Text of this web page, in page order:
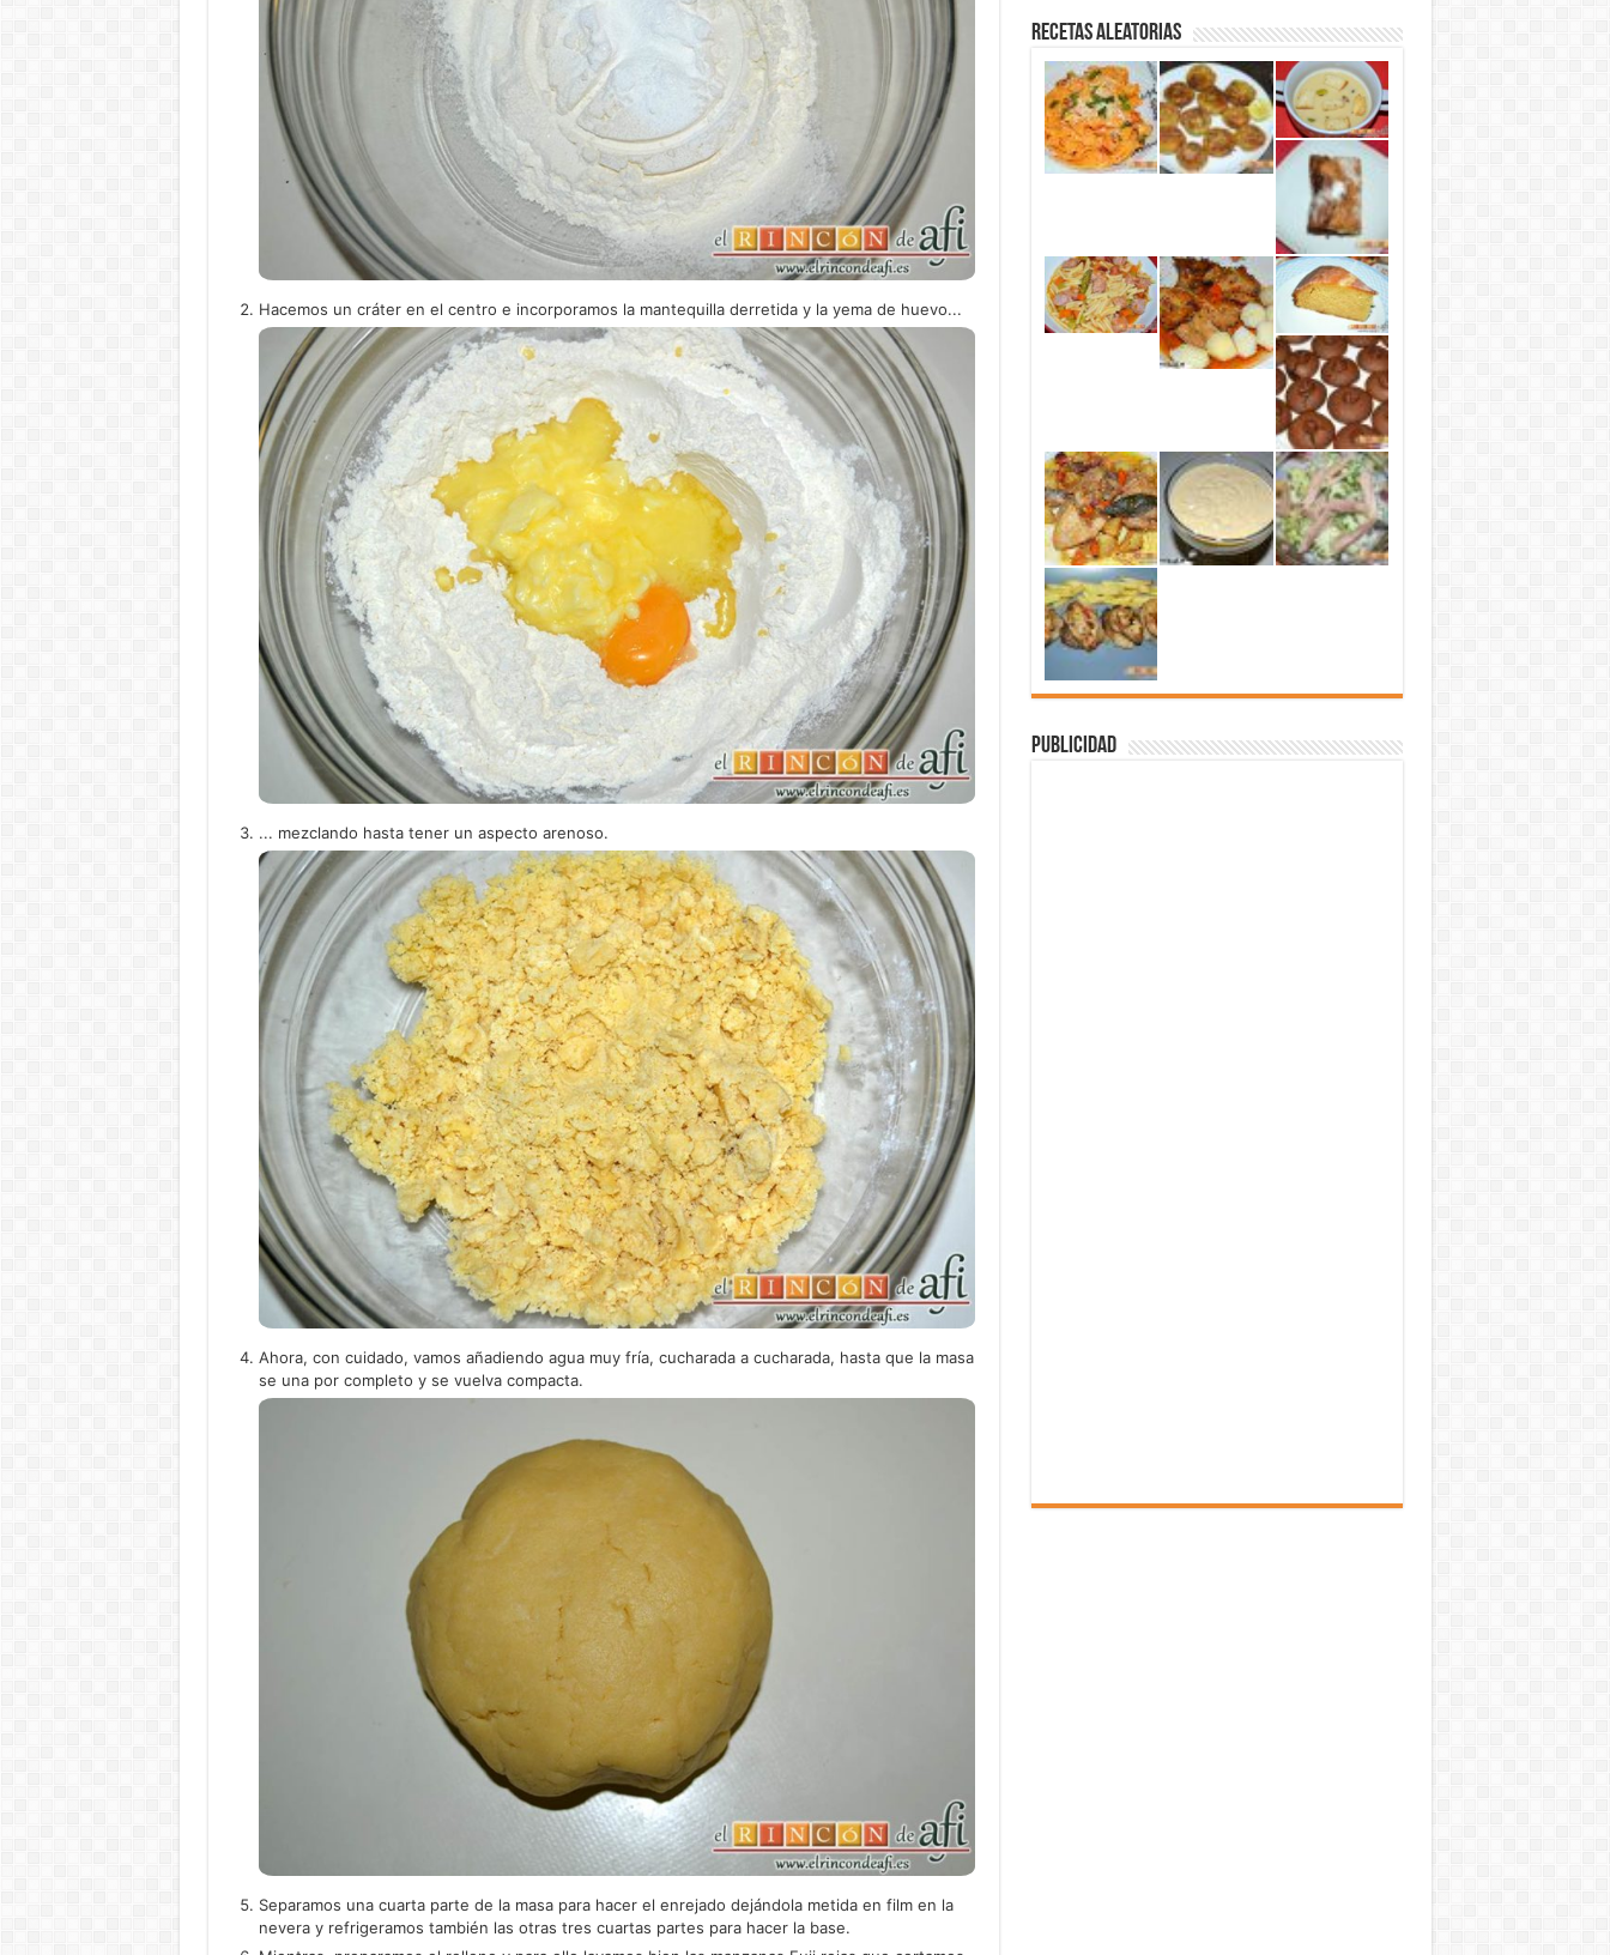
Hacemos un cráter en el centro e incorporamos la mantequilla derretida y la yema de huevo...
... mezclando hasta tener un aspecto arenoso.
Ahora, con cuidado, vamos añadiendo agua muy fría, cucharada a cucharada, hasta que la masa
se una por completo y se vuelva compacta.
Separamos una cuarta parte de la masa para hacer el enrejado dejándola metida en film en la
nevera y refrigeramos también las otras tres cuartas partes para hacer la base.
Recetas aleatorias
Publicidad